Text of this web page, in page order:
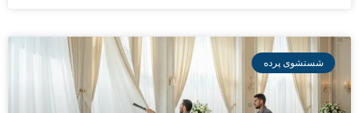
شستشوی پرده